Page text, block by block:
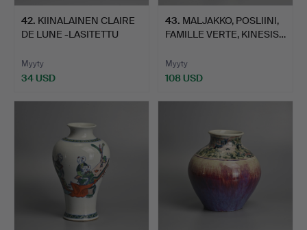
42. KIINALAINEN CLAIRE
DE LUNE -LASITETTU
Myyty
34 USD
43. MALJAKKO, POSLIINI,
FAMILLE VERTE, KINESIS…
Myyty
108 USD